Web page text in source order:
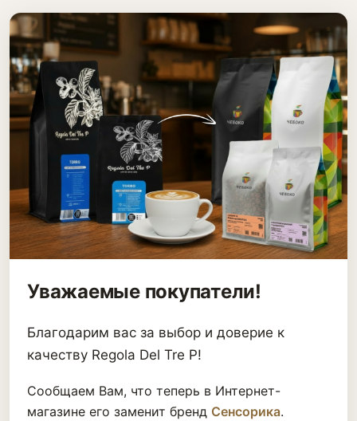
Уважаемые покупатели!
Благодарим вас за выбор и доверие к
качеству Regola Del Tre P!
Сообщаем Вам, что теперь в Интернет-
магазине его заменит бренд Сенсорика.